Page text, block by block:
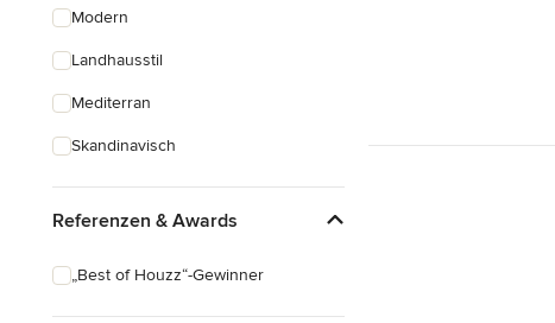
Modern
Landhausstil
Mediterran
Skandinavisch
Referenzen & Awards
„Best of Houzz“-Gewinner